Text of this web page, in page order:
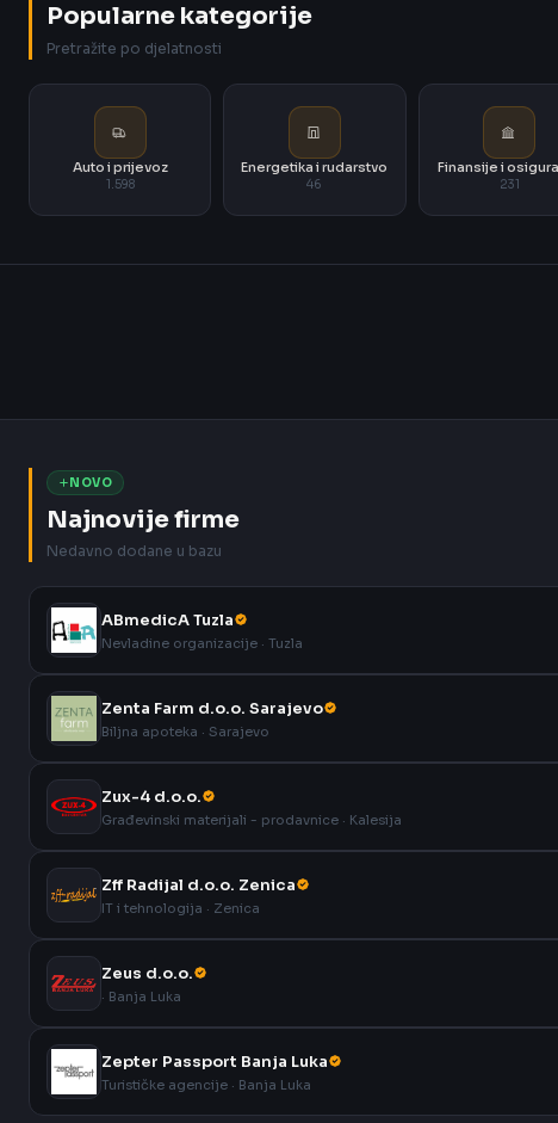
Popularne kategorije
Pretražite po djelatnosti
Auto i prijevoz
1.598
Energetika i rudarstvo
46
Finansije i
231
NOVO
Najnovije firme
Nedavno dodane u bazu
ABmedicA Tuzla
Nevladine organizacije · Tuzla
Zenta Farm d.o.o. Sarajevo
Biljna apoteka · Sarajevo
Zux-4 d.o.o.
Građevinski materijali - prodavnice · Kalesija
Zff Radijal d.o.o. Zenica
IT i tehnologija · Zenica
Zeus d.o.o.
· Banja Luka
Zepter Passport Banja Luka
Turističke agencije · Banja Luka